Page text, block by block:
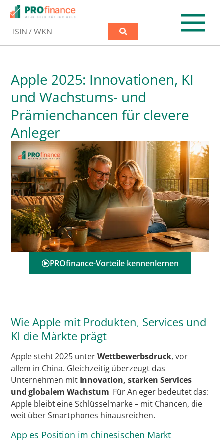
Apple 2025: Innovationen, KI
und Wachstums- und
Prämienchancen für clevere
Anleger
PROfinance-Vorteile kennenlernen
Wie Apple mit Produkten, Services und
KI die Märkte prägt
Apple steht 2025 unterWettbewerbsdruck, vor
allem in China. Gleichzeitig überzeugt das
Unternehmen mit Innovation, starken Services
und globalem Wachstum. Für Anleger bedeutet das:
Apple bleibt eine Schlüsselmarke – mit Chancen, die
weit über Smartphones hinausreichen.
Apples Position im chinesischen Markt